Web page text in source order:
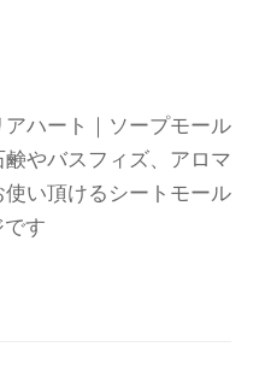
ハート｜ソープモール
やバスフィズ、アロマ
い頂けるシートモール
す